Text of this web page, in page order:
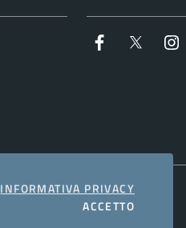
Facebook Twitter
INFORMATIVA PRIVACY
ACCETTOI COOKIES